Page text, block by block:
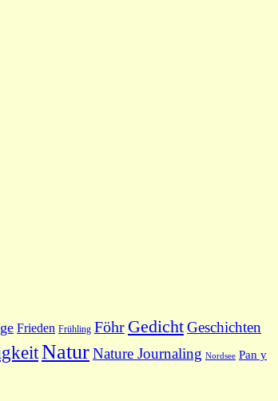
Frieden Frühling Föhr GedichtGeschichten
NaturNature Journaling Nordsee Pan y